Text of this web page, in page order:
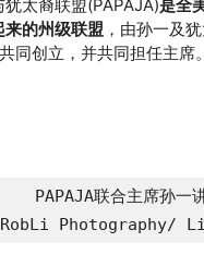
太裔联盟(PAPAJA)是全
的州级联盟 ，由孙一及
同创立，并共同担任主席。
PAPAJA联合主席孙一
RobLi Photography/